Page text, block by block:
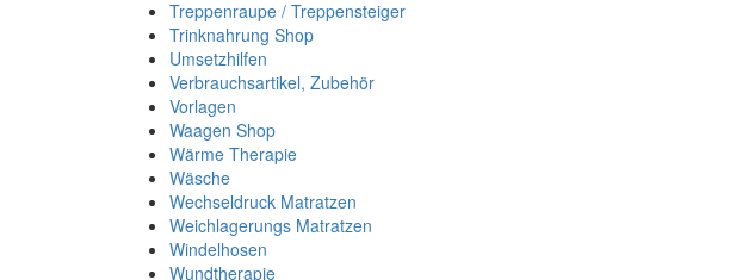
Treppenraupe / Treppensteiger
Trinknahrung Shop
Umsetzhilfen
Verbrauchsartikel, Zubehör
Vorlagen
Waagen Shop
Wärme Therapie
Wäsche
Wechseldruck Matratzen
Weichlagerungs Matratzen
Windelhosen
Wundtherapie